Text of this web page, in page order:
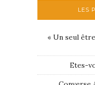
LES
« Un seul
Etes-